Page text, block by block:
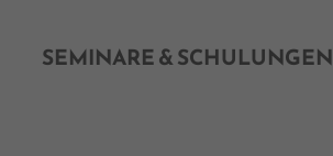
SEMINARE & SCHULUNGEN